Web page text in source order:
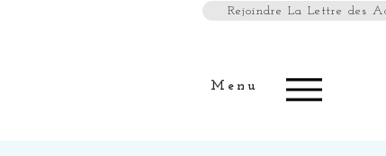
Rejoindre La Lettre des
Menu